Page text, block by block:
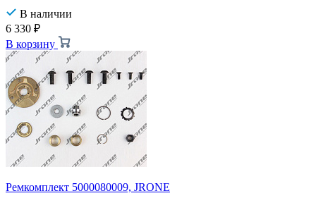
В наличии
6 330 ₽
В корзину
Ремкомплект 5000080009, JRONE